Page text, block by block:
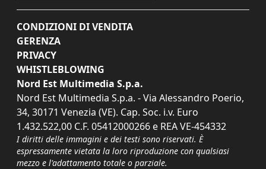
CONDIZIONI DI VENDITA
GERENZA
PRIVACY
WHISTLEBLOWING
Nord Est Multimedia S.p.a.
Nord Est Multimedia S.p.a. - Via Alessandro Poerio,
34, 30171 Venezia (VE). Cap. Soc. i.v. Euro
1.432.522,00 C.F. 05412000266 e REA VE-454332
I diritti delle immagini e dei testi sono riservati. È
espressamente vietata la loro riproduzione con qualsiasi
mezzo e l'adattamento totale o parziale.